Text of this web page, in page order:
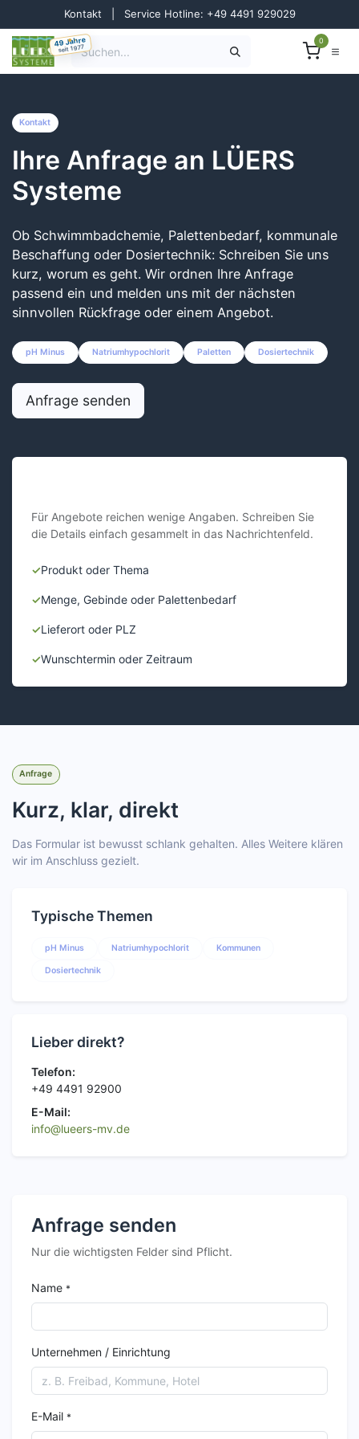
Zum Inhalt springen
Kontakt Service Hotline: +49 4491 929029
49 Jahre
seit 1977
0
Kontakt
Ihre Anfrage an LÜERS
Systeme
Ob Schwimmbadchemie, Palettenbedarf, kommunale
Beschaffung oder Dosiertechnik: Schreiben Sie uns
kurz, worum es geht. Wir ordnen Ihre Anfrage
passend ein und melden uns mit der nächsten
sinnvollen Rückfrage oder einem Angebot.
pH Minus Natriumhypochlorit Paletten Dosiertechnik
Anfrage senden
Für Angebote reichen wenige Angaben. Schreiben Sie
die Details einfach gesammelt in das Nachrichtenfeld.
✓Produkt oder Thema
✓Menge, Gebinde oder Palettenbedarf
✓Lieferort oder PLZ
✓Wunschtermin oder Zeitraum
Anfrage
Kurz, klar, direkt
Das Formular ist bewusst schlank gehalten. Alles Weitere klären
wir im Anschluss gezielt.
Typische Themen
pH Minus Natriumhypochlorit Kommunen
Dosiertechnik
Lieber direkt?
Telefon:
+49 4491 92900
E-Mail:
info@lueers-mv.de
Anfrage senden
Nur die wichtigsten Felder sind Pflicht.
Name *
Unternehmen / Einrichtung
E-Mail *